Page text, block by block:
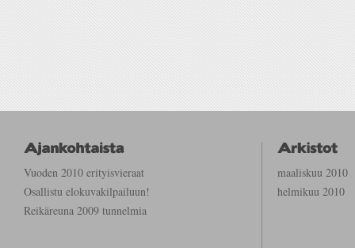
Vuoden 2010 erityisvieraat
Osallistu elokuvakilpailuun!
Reikäreuna 2009 tunnelmia
maaliskuu 2010
helmikuu 2010